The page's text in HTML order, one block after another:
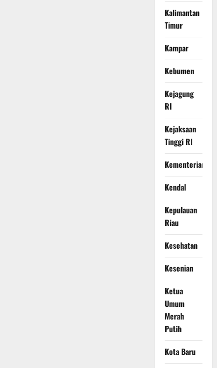
Kalimantan
Timur
Kampar
Kebumen
Kejagung
RI
Kejaksaan
Tinggi RI
Kementerian
Kendal
Kepulauan
Riau
Kesehatan
Kesenian
Ketua
Umum
Merah
Putih
Kota Baru